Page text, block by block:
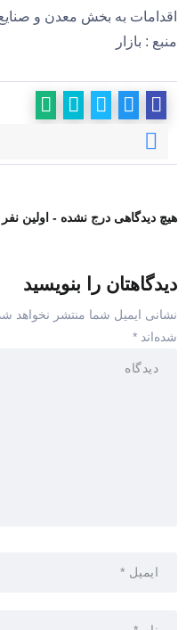
اقدامات به بخش معدن و
منبع : بازار
هیچ دیدگاهی درج نشده - اولین نفر
دیدگاهتان را بنویسید
نشانی ایمیل شما منتشر نخواهد
شده‌اند *